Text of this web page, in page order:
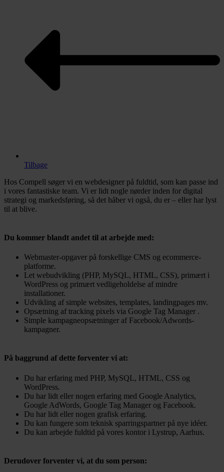
Tilbage
Hos Compell søger vi en webdesigner på fuldtid, som kan passe ind
i vores fantastiske team. Vi er lidt nogle nørder inden for digital
strategi og markedsføring, så det håber vi også, du er – eller har lyst
til at blive.
Du kommer blandt andet til at arbejde med:
Webmaster-opgaver på forskellige CMS og ecommerce-
platforme.
Let webudvikling (PHP, MySQL, HTML, CSS), primært i
WordPress og primært vedligeholdelse af mindre
installationer.
Udvikling af simple websites, templates, landingpages mv.
Opsætning af tracking pixels via Google Tag Manager .
Simple kampagneopsætninger af Facebook/Adwords-
kampagner.
På baggrund af dette forventer vi at:
Du har erfaring med PHP, MySQL, HTML, CSS og
WordPress.
Du har lidt eller nogen erfaring med Google Analytics,
Google AdWords, Google Tag Manager og Facebook.
Du har lidt eller nogen grafisk erfaring.
Du kan fungere som teknisk sparringspartner på nye idéer.
Du kan arbejde fuldtid på vores kontor i Lystrup, Aarhus.
Derudover forventer vi, at du som person: